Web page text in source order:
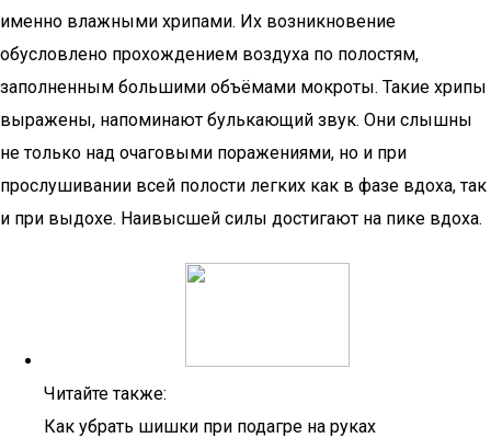
именно влажными хрипами. Их возникновение
обусловлено прохождением воздуха по полостям,
заполненным большими объёмами мокроты. Такие хрипы
выражены, напоминают булькающий звук. Они слышны
не только над очаговыми поражениями, но и при
прослушивании всей полости легких как в фазе вдоха, так
и при выдохе. Наивысшей силы достигают на пике вдоха.
Читайте также:
Как убрать шишки при подагре на руках